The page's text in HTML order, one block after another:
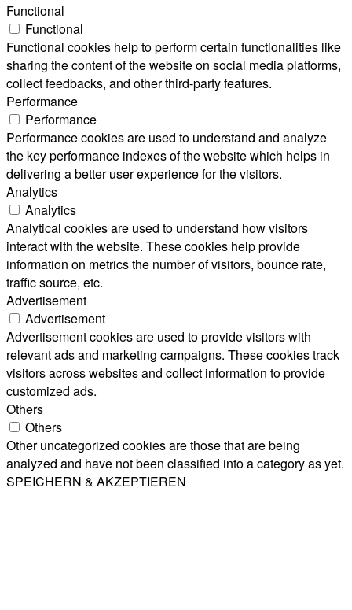
Functional
Functional
Functional cookies help to perform certain functionalities like
sharing the content of the website on social media platforms,
collect feedbacks, and other third-party features.
Performance
Performance
Performance cookies are used to understand and analyze
the key performance indexes of the website which helps in
delivering a better user experience for the visitors.
Analytics
Analytics
Analytical cookies are used to understand how visitors
interact with the website. These cookies help provide
information on metrics the number of visitors, bounce rate,
traffic source, etc.
Advertisement
Advertisement
Advertisement cookies are used to provide visitors with
relevant ads and marketing campaigns. These cookies track
visitors across websites and collect information to provide
customized ads.
Others
Others
Other uncategorized cookies are those that are being
analyzed and have not been classified into a category as yet.
SPEICHERN & AKZEPTIEREN